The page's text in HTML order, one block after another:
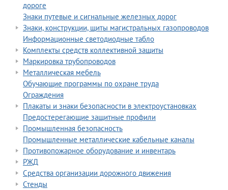
дороге
Знаки путевые и сигнальные железных дорог
Знаки, конструкции, щиты магистральных газопроводов
Информационные светодиодные табло
Комплекты средств коллективной защиты
Маркировка трубопроводов
Металлическая мебель
Обучающие программы по охране труда
Ограждения
Плакаты и знаки безопасности в электроустановках
Предостерегающие защитные профили
Промышленная безопасность
Промышленные металлические кабельные каналы
Противопожарное оборудование и инвентарь
РЖД
Средства организации дорожного движения
Стенды